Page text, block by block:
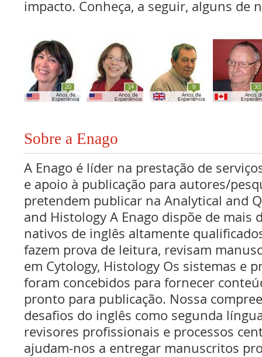
impacto. Conheça, a seguir, alguns de
Sobre a Enago
A Enago é líder na prestação de
e apoio à publicação para autores/
pretendem publicar na Analytical and
and Histology A Enago dispõe de mais
nativos de inglês altamente
fazem prova de leitura, revisam
em Cytology, Histology Os sistemas e
foram concebidos para fornecer
pronto para publicação. Nossa
desafios do inglês como segunda
revisores profissionais e processos
ajudam-nos a entregar manuscritos